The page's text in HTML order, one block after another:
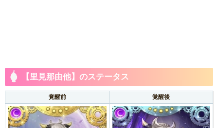
【里見那由他】のステータス
覚醒前 覚醒後